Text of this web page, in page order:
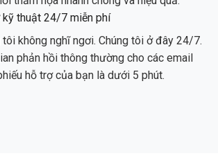
kỹ thuật 24/7 miễn phí
tôi không nghĩ ngơi. Chúng tôi ở đây 24/7.
phản hồi thông thường cho các email
hỗ trợ của bạn là dưới 5 phút.